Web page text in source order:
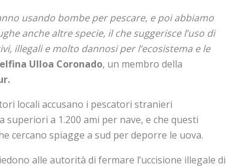
usando bombe per pescare, e poi abbiamo
anche altre specie, il che suggerisce l’uso di
illegali e molto dannosi per l’ecosistema e le
Ulloa Coronado, un membro della
locali accusano i pescatori stranieri
superiori a 1.200 ami per nave, e che questi
cercano spiagge a sud per deporre le uova.
alle autorità di fermare l’uccisione illegale di